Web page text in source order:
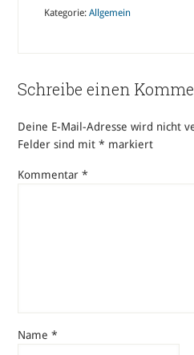
Kategorie:Allgemein
Schreibe einen
Deine E-Mail-Adresse wird nicht
Felder sind mit* markiert
Kommentar*
Name*